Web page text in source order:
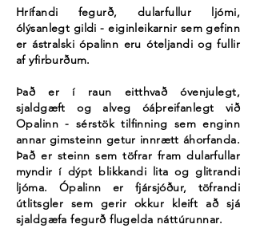
Hrífandi fegurð, dularfullur ljómi,
ólýsanlegt gildi - eiginleikarnir sem gefinn
er ástralski ópalinn eru óteljandi og fullir
af yfirburðum.
Það er í raun eitthvað óvenjulegt,
sjaldgæft og alveg óáþreifanlegt við
Opalinn - sérstök tilfinning sem enginn
annar gimsteinn getur innrætt áhorfanda.
Það er steinn sem töfrar fram dularfullar
myndir í dýpt blikkandi lita og glitrandi
ljóma. Ópalinn er fjársjóður, töfrandi
útlitsgler sem gerir okkur kleift að sjá
sjaldgæfa fegurð flugelda náttúrunnar.